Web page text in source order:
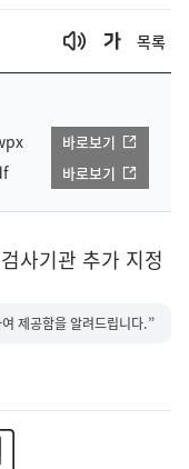
목록
바로보기
바로보기
사기관 추가 지정
제공함을 알려드립니다.”